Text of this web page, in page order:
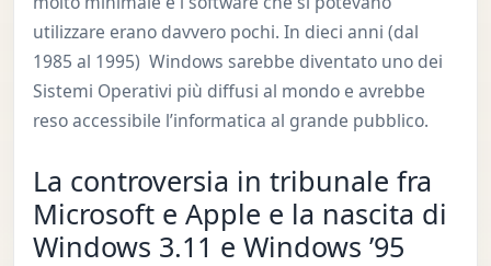
utilizzare erano davvero pochi. In dieci anni (dal
1985 al 1995) Windows sarebbe diventato uno dei
Sistemi Operativi più diffusi al mondo e avrebbe
reso accessibile l’informatica al grande pubblico.
La controversia in tribunale fra
Microsoft e Apple e la nascita di
Windows 3.11 e Windows ’95